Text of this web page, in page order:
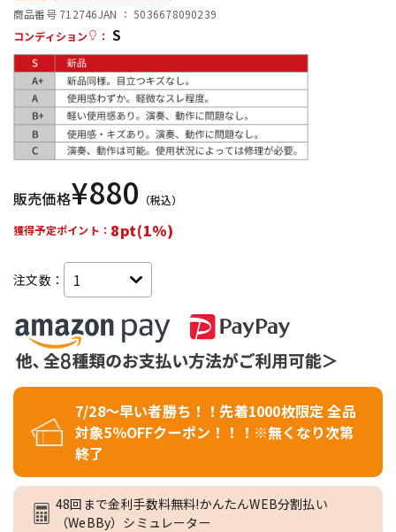
配信/ライブ機器
中古
商品番号 712746JAN ：5036678090239
コンディション
： S
販売価格¥880 （税込）
獲得予定ポイント： 8pt(1%)
注文数：
7/28～早い者勝ち！！先着1000枚限定 全品
対象5％OFFクーポン！！！※無くなり次第
終了
48回まで金利手数料無料!かんたんWEB分割払い
（WeBBy）シミュレーター